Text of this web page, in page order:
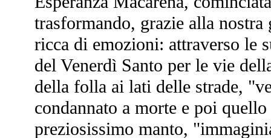
trasformando, grazie alla
ricca di emozioni: attraverso le
del Venerdì Santo per le vie
della folla ai lati delle strade,
condannato a morte e poi
preziosissimo manto,